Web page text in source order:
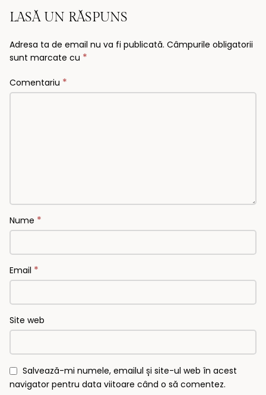
LASĂ UN RĂSPUNS
Adresa ta de email nu va fi publicată. Câmpurile obligatorii
sunt marcate cu *
Comentariu *
Nume *
Email *
Site web
Salvează-mi numele, emailul și site-ul web în acest
navigator pentru data viitoare când o să comentez.